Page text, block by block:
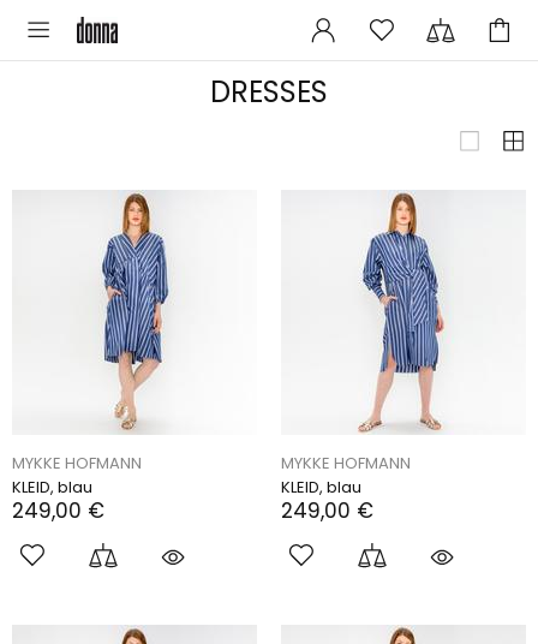
DRESSES
MYKKE HOFMANN
KLEID, blau
249,00 €
MYKKE HOFMANN
KLEID, blau
249,00 €